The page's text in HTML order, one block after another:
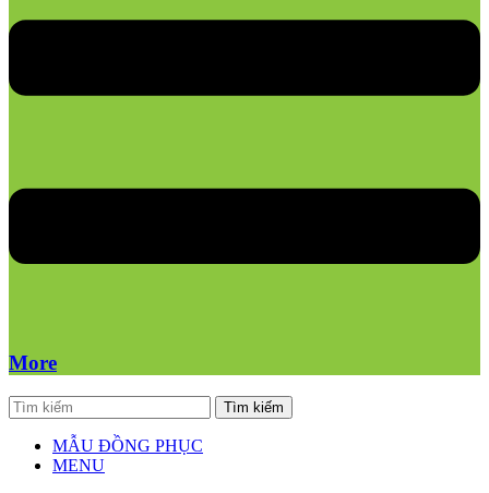
More
Tìm kiếm
MẪU ĐỒNG PHỤC
MENU